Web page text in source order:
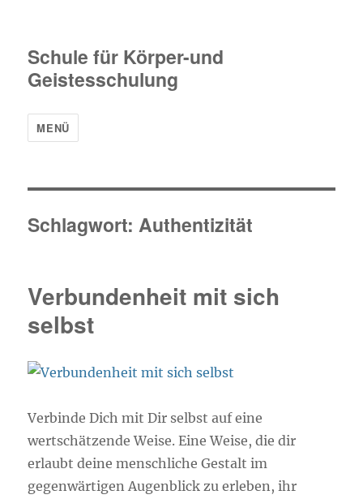
Schule für Körper-und
Geistesschulung
MENÜ
Schlagwort:Authentizität
Verbundenheit mit sich
selbst
Verbinde Dich mit Dir selbst auf eine
wertschätzende Weise. Eine Weise, die dir
erlaubt deine menschliche Gestalt im
gegenwärtigen Augenblick zu erleben, ihr